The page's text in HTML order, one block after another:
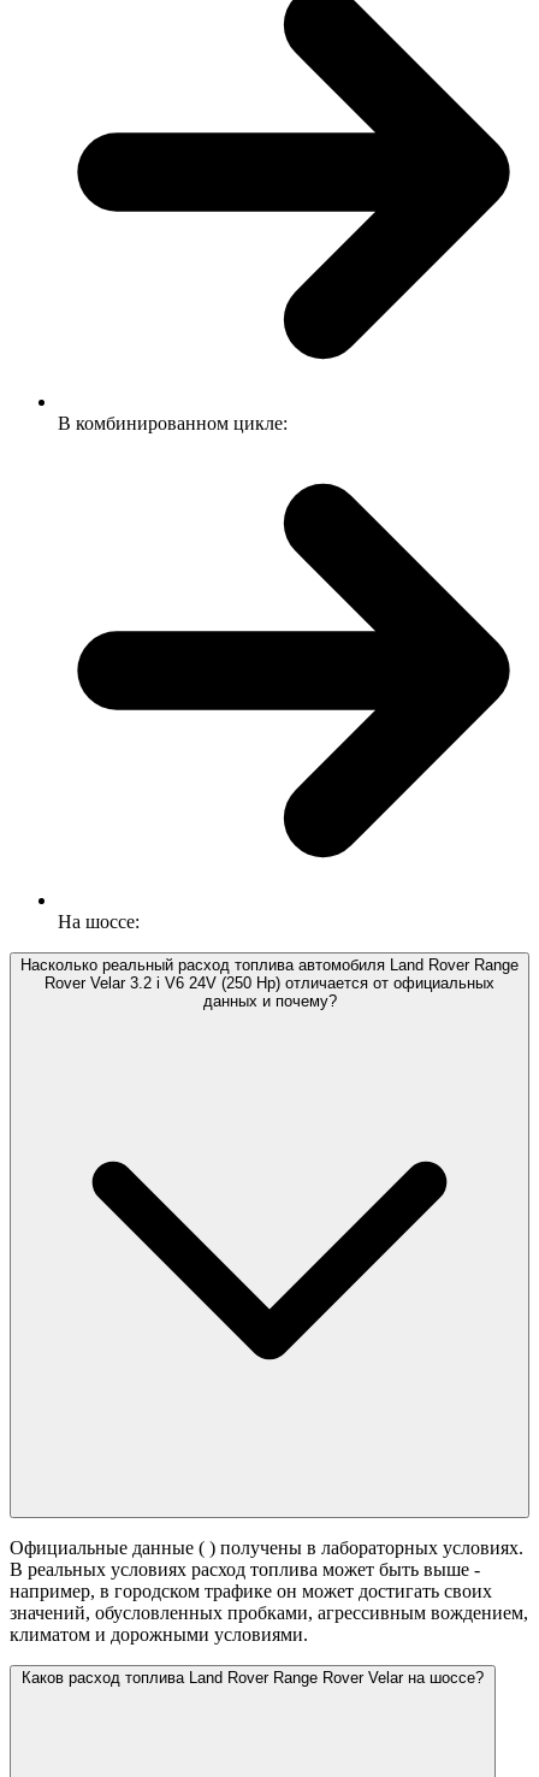
В комбинированном цикле:
На шоссе:
Насколько реальный расход топлива автомобиля Land Rover Range
Rover Velar 3.2 i V6 24V (250 Hp) отличается от официальных
данных и почему?
Официальные данные ( ) получены в лабораторных условиях.
В реальных условиях расход топлива может быть выше -
например, в городском трафике он может достигать своих
значений, обусловленных пробками, агрессивным вождением,
климатом и дорожными условиями.
Каков расход топлива Land Rover Range Rover Velar на шоссе?